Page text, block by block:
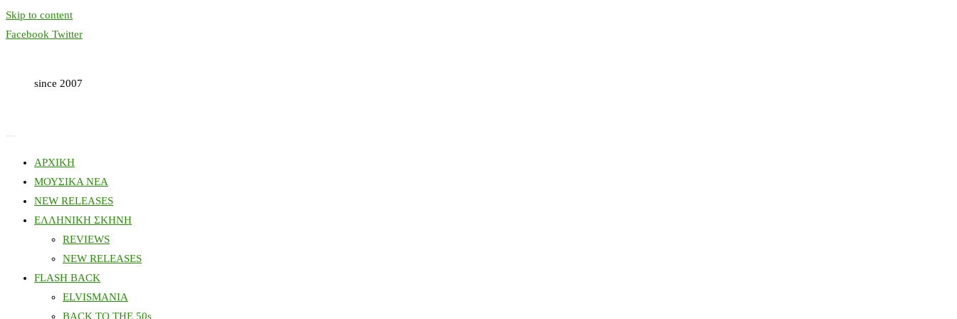
Skip to content
Facebook Twitter
since 2007
ΑΡΧΙΚΗ
ΜΟΥΣΙΚΑ ΝΕΑ
NEW RELEASES
ΕΛΛΗΝΙΚΗ ΣΚΗΝΗ
REVIEWS
NEW RELEASES
FLASH BACK
ELVISMANIA
BACK TO THE 50s